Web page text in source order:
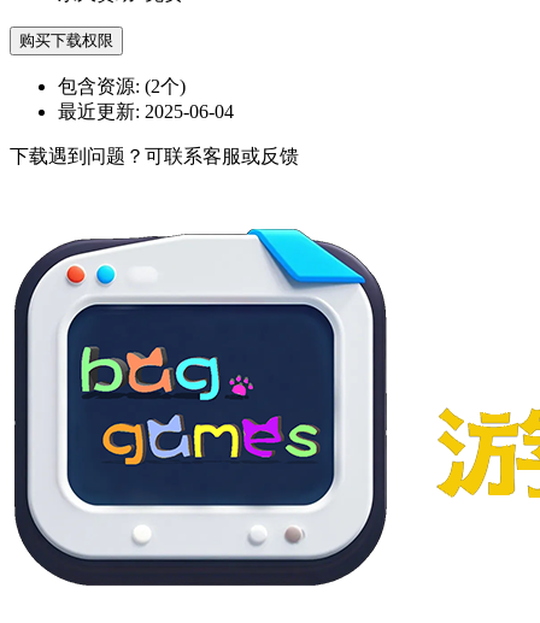
购买下载权限
包含资源: (2个)
最近更新: 2025-06-04
下载遇到问题？可联系客服或反馈